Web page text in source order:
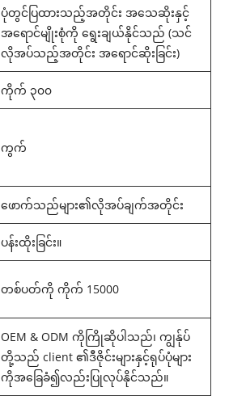
ပုံတွင်ပြထားသည့်အတိုင်း အသေဆိုးနှင့်
အရောင်မျိုးစုံကို ရွေးချယ်နိုင်သည် (သင်
လိုအပ်သည့်အတိုင်း အရောင်ဆိုးခြင်း)
ကိုက် ၃၀၀
ကွက်
ဖောက်သည်များ၏လိုအပ်ချက်အတိုင်း
ပန်းထိုးခြင်း။
တစ်ပတ်ကို ကိုက် 15000
OEM & ODM ကိုကြိုဆိုပါသည်၊ ကျွန်ုပ်
တို့သည် client ၏ဒီဇိုင်းများနှင့်ရုပ်ပုံများ
ကိုအခြေခံ၍လည်းပြုလုပ်နိုင်သည်။